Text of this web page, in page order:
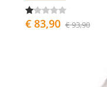
€ 83,90 € 93,90